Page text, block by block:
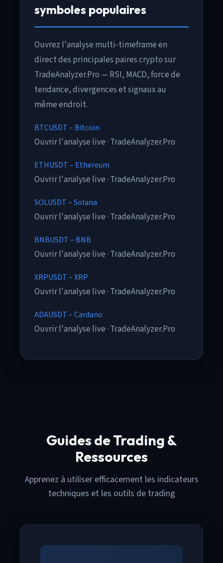
symboles populaires
Ouvrez l'analyse multi-timeframe en
direct des principales paires crypto sur
TradeAnalyzer.Pro — RSI, MACD, force de
tendance, divergences et signaux au
même endroit.
BTCUSDT – Bitcoin
Ouvrir l'analyse live · TradeAnalyzer.Pro
ETHUSDT – Ethereum
Ouvrir l'analyse live · TradeAnalyzer.Pro
SOLUSDT – Solana
Ouvrir l'analyse live · TradeAnalyzer.Pro
BNBUSDT – BNB
Ouvrir l'analyse live · TradeAnalyzer.Pro
XRPUSDT – XRP
Ouvrir l'analyse live · TradeAnalyzer.Pro
ADAUSDT – Cardano
Ouvrir l'analyse live · TradeAnalyzer.Pro
Guides de Trading &
Ressources
Apprenez à utiliser efficacement les indicateurs
techniques et les outils de trading